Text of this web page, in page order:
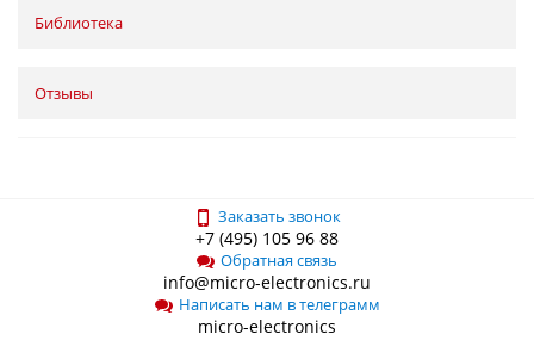
Библиотека
Отзывы
Заказать звонок
+7 (495) 105 96 88
Обратная связь
info@micro-electronics.ru
Написать нам в телеграмм
micro-electronics